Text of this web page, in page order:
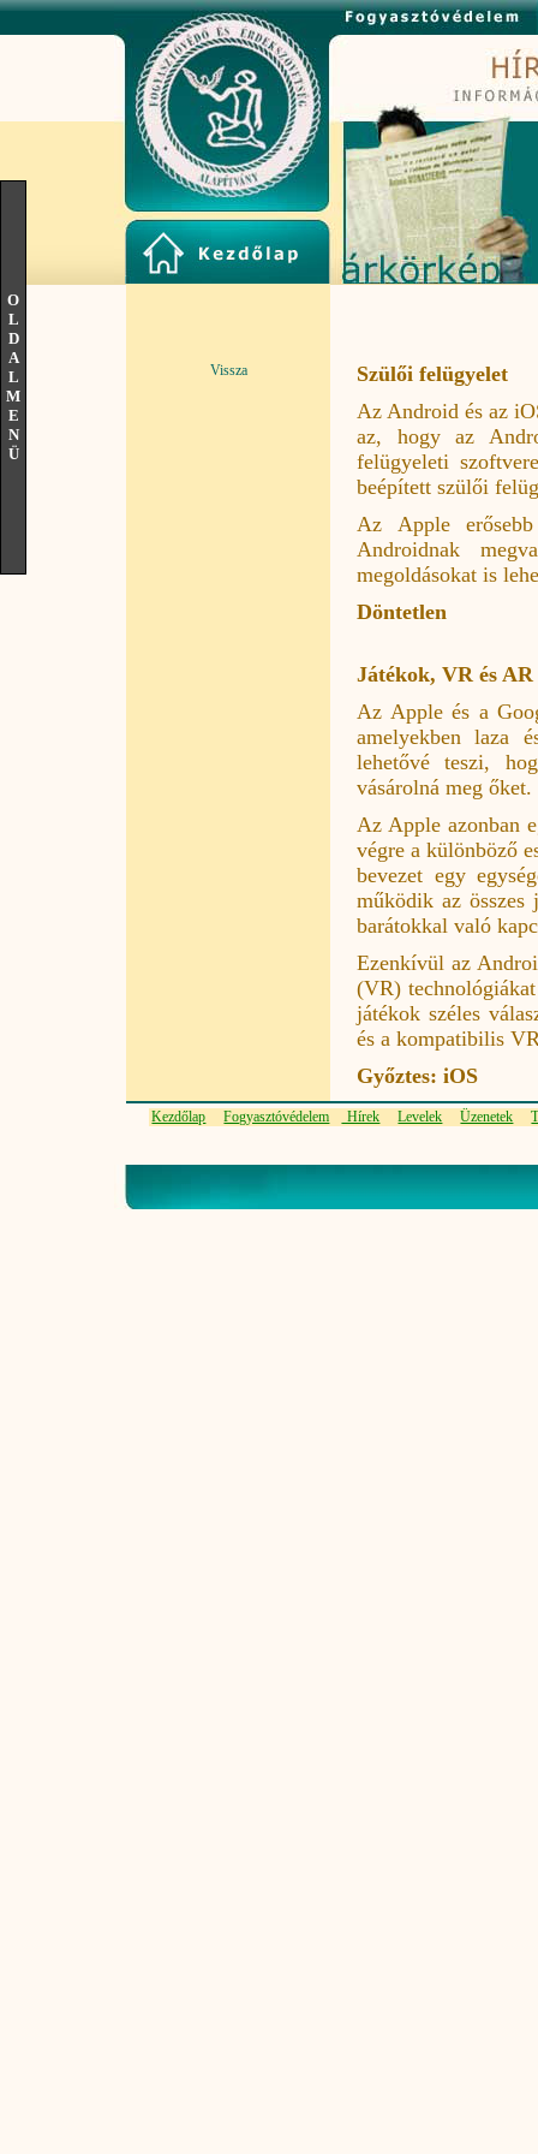
O
L
D
A
L
M
E
N
Ü
Vissza
Szülői felügyelet
Az Android és az
az, hogy az
felügyeleti
beépített szülői
Az Apple
Androidnak
megoldásokat is
Döntetlen
Játékok, VR és AR
Az Apple és a
amelyekben laza
lehetővé teszi,
vásárolná meg őket.
Az Apple azonban
végre a különböző
bevezet egy
működik az összes
barátokkal való
Ezenkívül az
(VR)
játékok széles
és a kompatibilis
Győztes: iOS
Kezdőlap Fogyasztóvédelem Hírek Levelek Üzenetek